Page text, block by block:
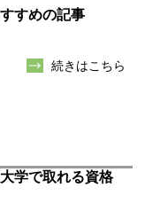
すめの記事
続きはこちら
学で取れる資格